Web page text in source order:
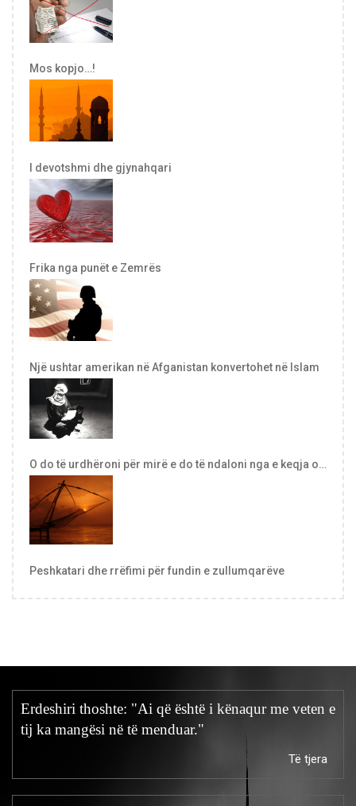
Mos kopjo…!
I devotshmi dhe gjynahqari
Frika nga punët e Zemrës
Një ushtar amerikan në Afganistan konvertohet në Islam
O do të urdhëroni për mirë e do të ndaloni nga e keqja o…
Peshkatari dhe rrëfimi për fundin e zullumqarëve
Erdeshiri thoshte: "Ai që është i kënaqur me veten e
tij ka mangësi në të menduar."
Të tjera